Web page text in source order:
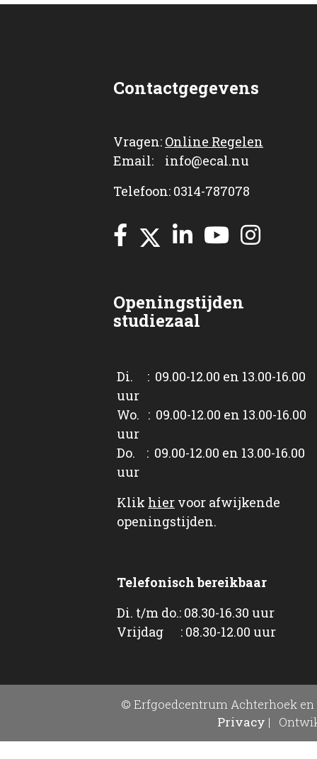
Contactgegevens
Vragen: Online Regelen
Email: info@ecal.nu
Telefoon: 0314-787078
Openingstijden
studiezaal
Di. : 09.00-12.00 en 13.00-16.00
uur
Wo. : 09.00-12.00 en 13.00-16.00
uur
Do. : 09.00-12.00 en 13.00-16.00
uur
Klik hier voor afwijkende
openingstijden.
Telefonisch bereikbaar
Di. t/m do.: 08.30-16.30 uur
Vrijdag : 08.30-12.00 uur
© Erfgoedcentrum Achterhoek en
Privacy |